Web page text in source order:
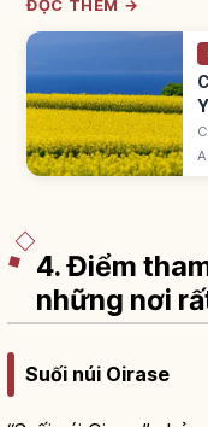
ĐỌC THÊM →
4. Điểm
những nơi
Suối núi Oirase